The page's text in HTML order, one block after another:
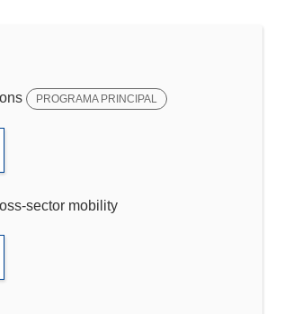
PROGRAMA PRINCIPAL
sector mobility